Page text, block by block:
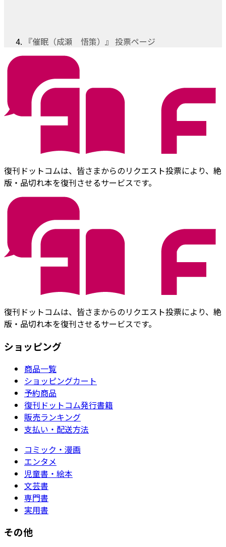
『催眠（成瀬 悟策）』 投票ページ
復刊ドットコムは、皆さまからのリクエスト投票により、絶
版・品切れ本を復刊させるサービスです。
復刊ドットコムは、皆さまからのリクエスト投票により、絶
版・品切れ本を復刊させるサービスです。
ショッピング
商品一覧
ショッピングカート
予約商品
復刊ドットコム発行書籍
販売ランキング
支払い・配送方法
コミック・漫画
エンタメ
児童書・絵本
文芸書
専門書
実用書
その他